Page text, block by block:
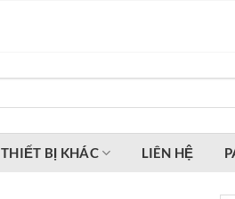
THIẾT BỊ KHÁC LIÊN HỆ